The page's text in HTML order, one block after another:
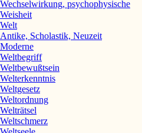
Wechselwirkung, psychophysische
Weisheit
Welt
Antike, Scholastik, Neuzeit
Moderne
Weltbegriff
Weltbewußtsein
Welterkenntnis
Weltgesetz
Weltordnung
Welträtsel
Weltschmerz